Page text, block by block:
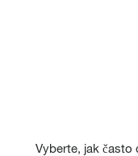
Vyberte, jak často